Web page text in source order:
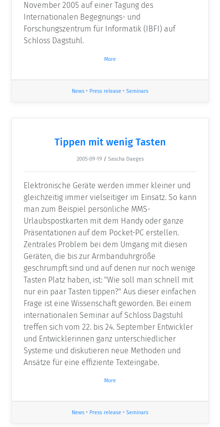
November 2005 auf einer Tagung des
Internationalen Begegnungs- und
Forschungszentrum für Informatik (IBFI) auf
Schloss Dagstuhl.
More
News • Press release • Seminars
Tippen mit wenig Tasten
2005-09-19 / Sascha Daeges
Elektronische Geräte werden immer kleiner und
gleichzeitig immer vielseitiger im Einsatz. So kann
man zum Beispiel persönliche MMS-
Urlaubspostkarten mit dem Handy oder ganze
Präsentationen auf dem Pocket-PC erstellen.
Zentrales Problem bei dem Umgang mit diesen
Geräten, die bis zur Armbanduhrgröße
geschrumpft sind und auf denen nur noch wenige
Tasten Platz haben, ist: "Wie soll man schnell mit
nur ein paar Tasten tippen?" Aus dieser einfachen
Frage ist eine Wissenschaft geworden. Bei einem
internationalen Seminar auf Schloss Dagstuhl
treffen sich vom 22. bis 24. September Entwickler
und Entwicklerinnen ganz unterschiedlicher
Systeme und diskutieren neue Methoden und
Ansätze für eine effiziente Texteingabe.
More
News • Press release • Seminars